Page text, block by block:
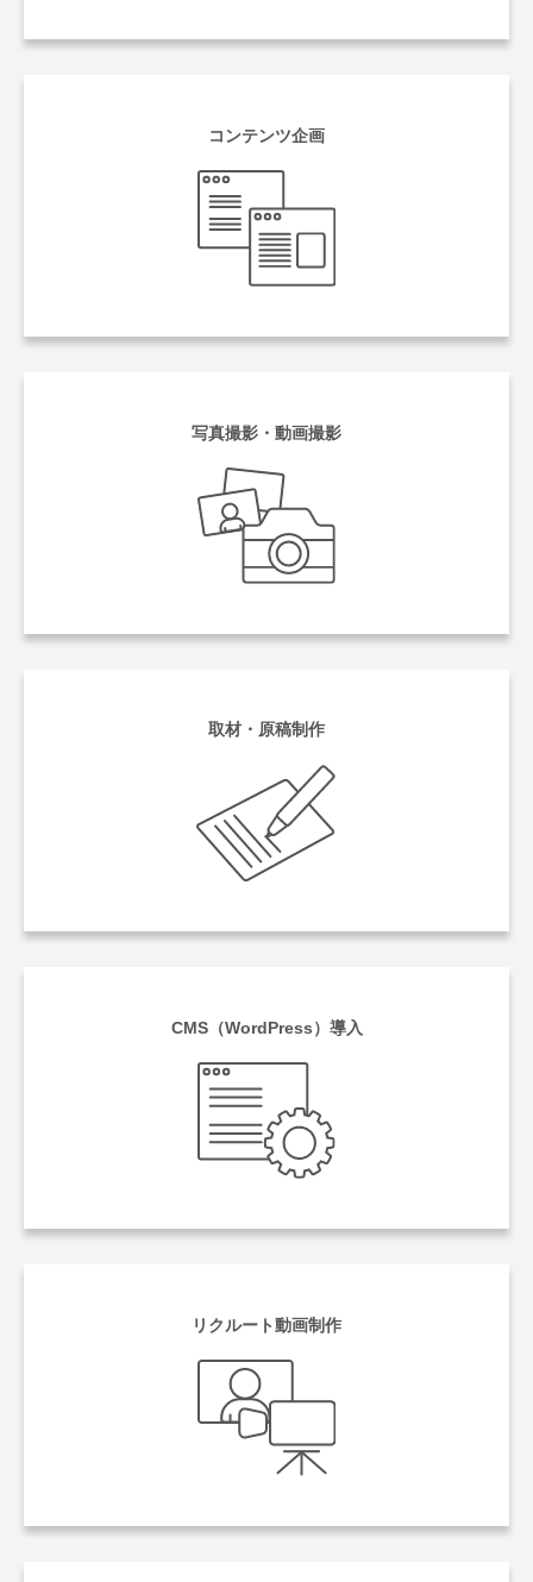
コンテンツ企画
写真撮影・動画撮影
取材・原稿制作
CMS（WordPress）導入
リクルート動画制作